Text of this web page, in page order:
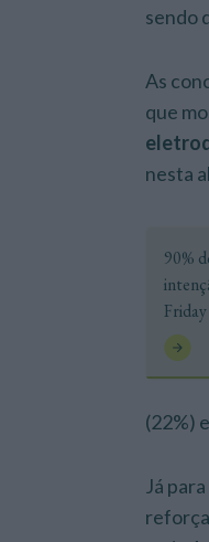
sendo
As
que
nesta
90%
Friday
(22%)
Já